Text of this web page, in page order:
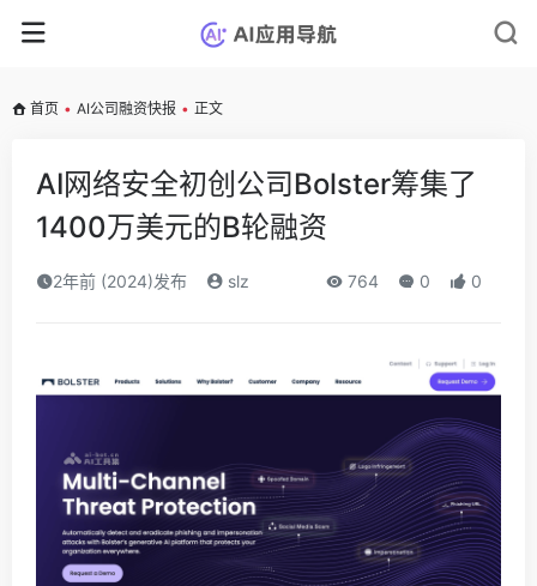
首页 • AI公司融资快报 • 正文
AI网络安全初创公司Bolster筹集了
1400万美元的B轮融资
2年前 (2024)发布 slz 764 0 0